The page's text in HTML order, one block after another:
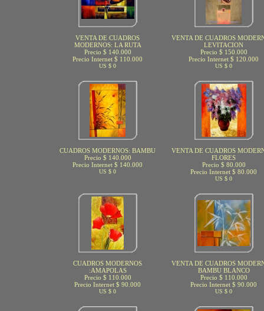
VENTA DE CUADROS
MODERNOS: LA RUTA
Precio $ 140.000
Precio Internet $ 110.000
US $ 0
VENTA DE CUADROS
LEVITACION
Precio $ 150.000
Precio Internet $ 120.000
US $ 0
CUADROS MODERNOS: BAMBU
Precio $ 140.000
Precio Internet $ 140.000
US $ 0
VENTA DE CUADROS
FLORES
Precio $ 80.000
Precio Internet $ 80.000
US $ 0
CUADROS MODERNOS
:AMAPOLAS
Precio $ 110.000
Precio Internet $ 90.000
US $ 0
VENTA DE CUADROS
BAMBU BLANCO
Precio $ 110.000
Precio Internet $ 90.000
US $ 0